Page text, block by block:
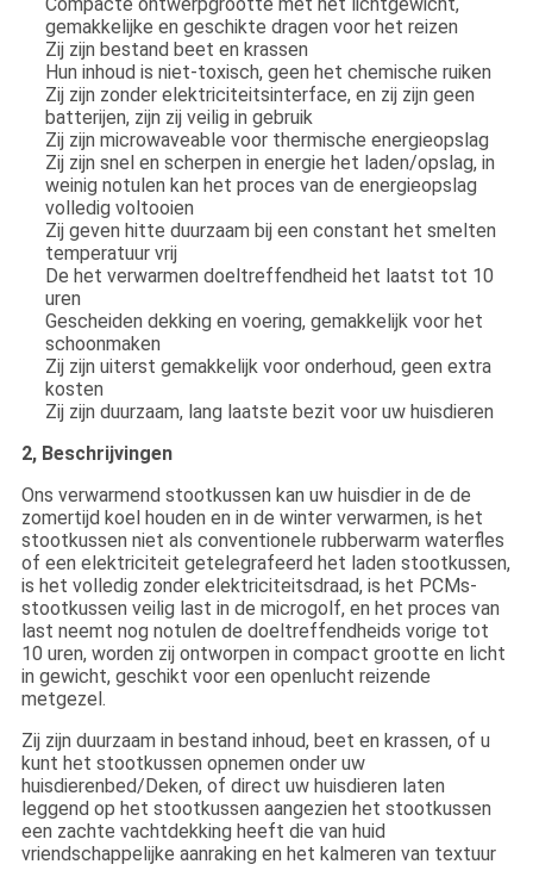
Compacte ontwerpgrootte met het lichtgewicht,
gemakkelijke en geschikte dragen voor het reizen
Zij zijn bestand beet en krassen
Hun inhoud is niet-toxisch, geen het chemische ruiken
Zij zijn zonder elektriciteitsinterface, en zij zijn geen
batterijen, zijn zij veilig in gebruik
Zij zijn microwaveable voor thermische energieopslag
Zij zijn snel en scherpen in energie het laden/opslag, in
weinig notulen kan het proces van de energieopslag
volledig voltooien
Zij geven hitte duurzaam bij een constant het smelten
temperatuur vrij
De het verwarmen doeltreffendheid het laatst tot 10
uren
Gescheiden dekking en voering, gemakkelijk voor het
schoonmaken
Zij zijn uiterst gemakkelijk voor onderhoud, geen extra
kosten
Zij zijn duurzaam, lang laatste bezit voor uw huisdieren
2, Beschrijvingen
Ons verwarmend stootkussen kan uw huisdier in de de
zomertijd koel houden en in de winter verwarmen, is het
stootkussen niet als conventionele rubberwarm waterfles
of een elektriciteit getelegrafeerd het laden stootkussen,
is het volledig zonder elektriciteitsdraad, is het PCMs-
stootkussen veilig last in de microgolf, en het proces van
last neemt nog notulen de doeltreffendheids vorige tot
10 uren, worden zij ontworpen in compact grootte en licht
in gewicht, geschikt voor een openlucht reizende
metgezel.
Zij zijn duurzaam in bestand inhoud, beet en krassen, of u
kunt het stootkussen opnemen onder uw
huisdierenbed/Deken, of direct uw huisdieren laten
leggend op het stootkussen aangezien het stootkussen
een zachte vachtdekking heeft die van huid
vriendschappelijke aanraking en het kalmeren van textuur